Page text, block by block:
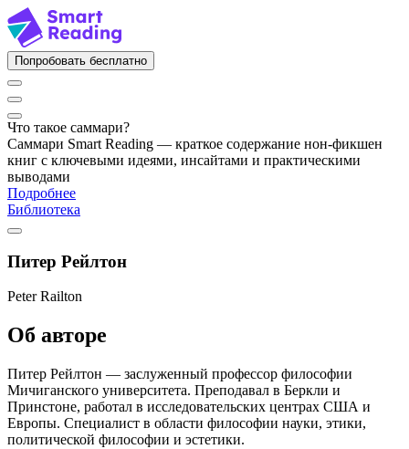
Попробовать бесплатно
Что такое саммари?
Саммари Smart Reading — краткое содержание нон-фикшен
книг с ключевыми идеями, инсайтами и практическими
выводами
Подробнее
Библиотека
Питер Рейлтон
Peter Railton
Об авторе
Питер Рейлтон — заслуженный профессор философии
Мичиганского университета. Преподавал в Беркли и
Принстоне, работал в исследовательских центрах США и
Европы. Специалист в области философии науки, этики,
политической философии и эстетики.